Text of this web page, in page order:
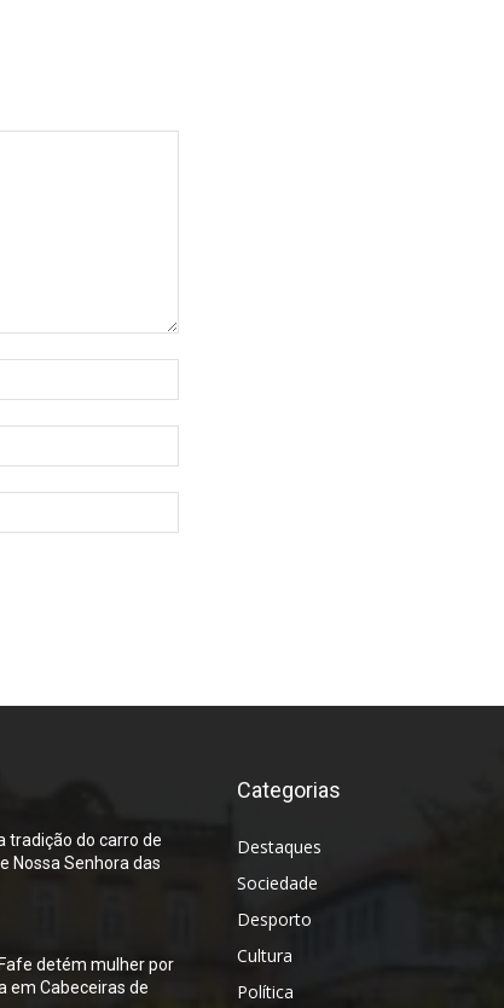
tradição do carro de
Nossa Senhora das
Fafe detém mulher por
em Cabeceiras de
Categorias
Destaques
Sociedade
Desporto
Cultura
Política